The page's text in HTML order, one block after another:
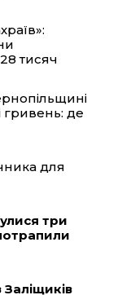
тисяч
гривень: де
для
три
Заліщиків